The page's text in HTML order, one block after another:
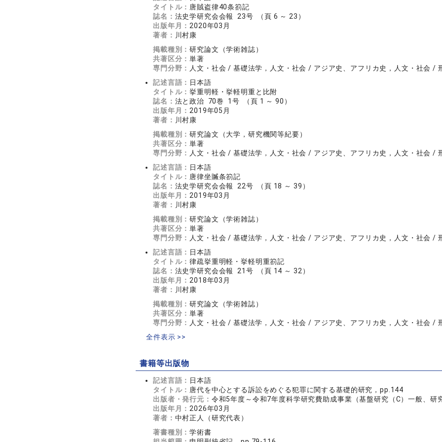
タイトル： 唐賊盗律40条箚記
誌名： 法史学研究会会報 23号 （頁 6 ～ 23）
出版年月： 2020年03月
著者： 川村康
掲載種別：研究論文（学術雑誌）
共著区分：単著
専門分野： 人文・社会 / 基礎法学，人文・社会 / アジア史、アフリカ史，人文・社会 /
記述言語： 日本語
タイトル：挙重明軽・挙軽明重と比附
誌名： 法と政治 70巻 1号 （頁 1 ～ 90）
出版年月： 2019年05月
著者： 川村康
掲載種別：研究論文（大学，研究機関等紀要）
共著区分：単著
専門分野： 人文・社会 / 基礎法学，人文・社会 / アジア史、アフリカ史，人文・社会 /
記述言語： 日本語
タイトル： 唐律坐贓条箚記
誌名： 法史学研究会会報 22号 （頁 18 ～ 39）
出版年月： 2019年03月
著者： 川村康
掲載種別：研究論文（学術雑誌）
共著区分：単著
専門分野： 人文・社会 / 基礎法学，人文・社会 / アジア史、アフリカ史，人文・社会 /
記述言語： 日本語
タイトル：律疏挙重明軽・挙軽明重箚記
誌名： 法史学研究会会報 21号 （頁 14 ～ 32）
出版年月： 2018年03月
著者： 川村康
掲載種別：研究論文（学術雑誌）
共著区分：単著
専門分野： 人文・社会 / 基礎法学，人文・社会 / アジア史、アフリカ史，人文・社会 /
全件表示 >>
書籍等出版物
記述言語： 日本語
タイトル： 唐代を中心とする訴訟をめぐる犯罪に関する基礎的研究，pp.144
出版者・発行元： 令和5年度～令和7年度科学研究費助成事業（基盤研究（C）一般、
出版年月： 2026年03月
著者： 中村正人（研究代表）
著書種別：学術書